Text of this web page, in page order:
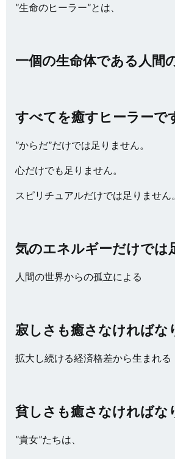
”生命のヒーラー”とは、
一個の生命体である人間
すべてを癒すヒーラーで
”からだ”だけでは足りません。
心だけでも足りません。
スピリチュアルだけでは足りません。
気のエネルギーだけでは
人間の世界からの孤立による
寂しさも癒さなければな
拡大し続ける経済格差から生まれる
貧しさも癒さなければな
”貴女”たちは、